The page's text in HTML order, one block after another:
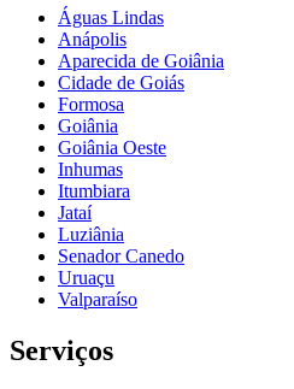
Águas Lindas
Anápolis
Aparecida de Goiânia
Cidade de Goiás
Formosa
Goiânia
Goiânia Oeste
Inhumas
Itumbiara
Jataí
Luziânia
Senador Canedo
Uruaçu
Valparaíso
Serviços